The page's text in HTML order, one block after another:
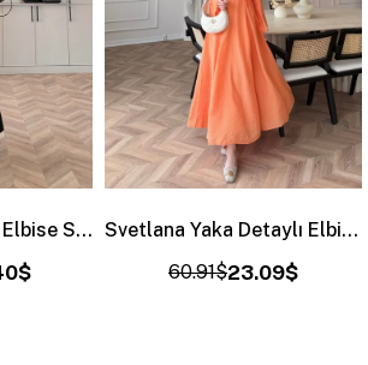
Navy Beli Büzgülü Elbise Siyah (2027) Svetlana Yaka Detaylı Elbise Turuncu (4459)
23.09$
60.91$